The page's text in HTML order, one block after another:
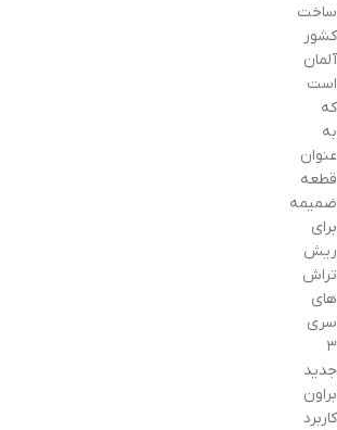
ساخت
کشور
آلمان
است
که
به
عنوان
قطعه
ضمیمه
برای
ریش
تراش
های
سری
۳
جدید
براون
کاربرد